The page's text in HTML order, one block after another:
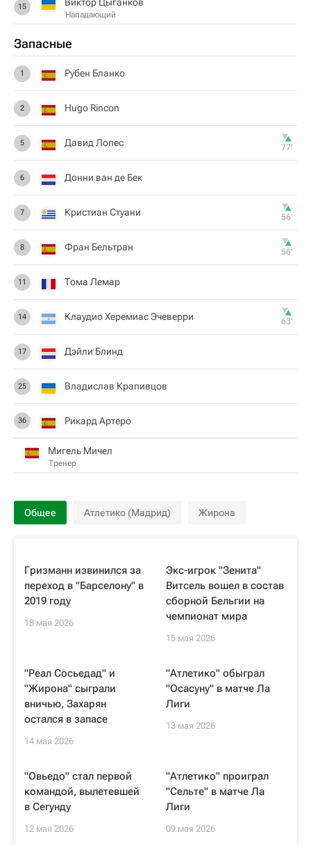
15
Нападающий
Запасные
1 Рубен Бланко
2 Hugo Rincon
5 Давид Лопес 77‎’‎
6 Донни ван де Бек
7 Кристиан Стуани 56‎’‎
8 Фран Бельтран 56‎’‎
11 Тома Лемар
14 Клаудио Херемиас Эчеверри 63‎’‎
17 Дэйли Блинд
25 Владислав Крапивцов
36 Рикард Артеро
Мигель Мичел
Тренер
Общее Атлетико (Мадрид) Жирона
Гризманн извинился за
переход в "Барселону" в
2019 году
18 мая 2026
Экс-игрок "Зенита"
Витсель вошел в состав
сборной Бельгии на
чемпионат мира
15 мая 2026
"Реал Сосьедад" и
"Жирона" сыграли
вничью, Захарян
остался в запасе
14 мая 2026
"Атлетико" обыграл
"Осасуну" в матче Ла
Лиги
13 мая 2026
"Овьедо" стал первой
командой, вылетевшей
в Сегунду
12 мая 2026
"Атлетико" проиграл
"Сельте" в матче Ла
Лиги
09 мая 2026